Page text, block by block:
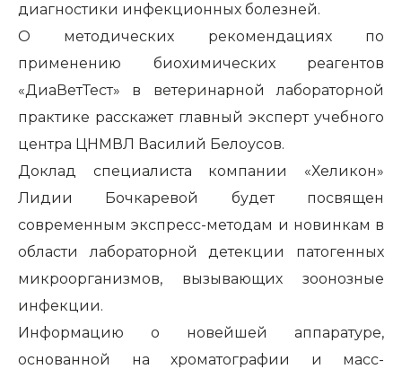
диагностики инфекционных болезней.
О методических рекомендациях по
применению биохимических реагентов
«ДиаВетТест» в ветеринарной лабораторной
практике расскажет главный эксперт учебного
центра ЦНМВЛ Василий Белоусов.
Доклад специалиста компании «Хеликон»
Лидии Бочкаревой будет посвящен
современным экспресс-методам и новинкам в
области лабораторной детекции патогенных
микроорганизмов, вызывающих зоонозные
инфекции.
Информацию о новейшей аппаратуре,
основанной на хроматографии и масс-